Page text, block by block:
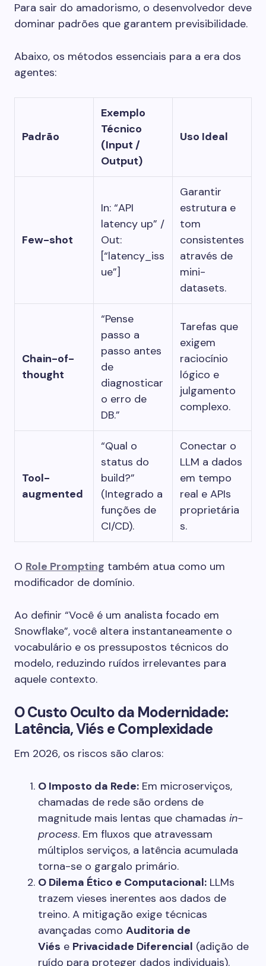
Para sair do amadorismo, o desenvolvedor deve
dominar padrões que garantem previsibilidade.
Abaixo, os métodos essenciais para a era dos
agentes:
Padrão
Exemplo
Técnico
(Input /
Output)
Uso Ideal
Few-shot
In: “API
latency up” /
Out:
[“latency_iss
ue”]
Garantir
estrutura e
tom
consistentes
através de
mini-
datasets.
Chain-of-
thought
“Pense
passo a
passo antes
de
diagnosticar
o erro de
DB.”
Tarefas que
exigem
raciocínio
lógico e
julgamento
complexo.
Tool-
augmented
“Qual o
status do
build?”
(Integrado a
funções de
CI/CD).
Conectar o
LLM a dados
em tempo
real e APIs
proprietária
s.
O Role Prompting também atua como um
modificador de domínio.
Ao definir “Você é um analista focado em
Snowflake”, você altera instantaneamente o
vocabulário e os pressupostos técnicos do
modelo, reduzindo ruídos irrelevantes para
aquele contexto.
O Custo Oculto da Modernidade:
Latência, Viés e Complexidade
Em 2026, os riscos são claros:
O Imposto da Rede: Em microserviços,
chamadas de rede são ordens de
magnitude mais lentas que chamadas in-
process. Em fluxos que atravessam
múltiplos serviços, a latência acumulada
torna-se o gargalo primário.
O Dilema Ético e Computacional: LLMs
trazem vieses inerentes aos dados de
treino. A mitigação exige técnicas
avançadas como Auditoria de
Viés e Privacidade Diferencial (adição de
ruído para proteger dados individuais).